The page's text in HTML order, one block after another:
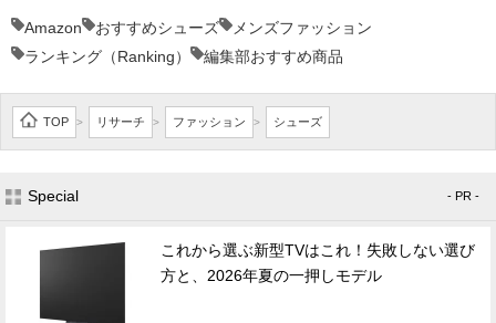
Amazon おすすめシューズ
メンズファッション
ランキング（Ranking）
編集部おすすめ商品
TOP > リサーチ > ファッション > シューズ
Special - PR -
これから選ぶ新型TVはこれ！失敗しない選び
方と、2026年夏の一押しモデル